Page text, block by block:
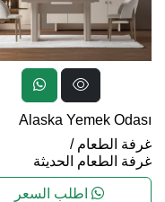
Alaska Yemek Odası
غرفة الطعام /
غرفة الطعام الحديثة
اطلب السعر